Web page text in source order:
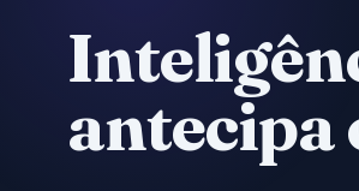
antecipa